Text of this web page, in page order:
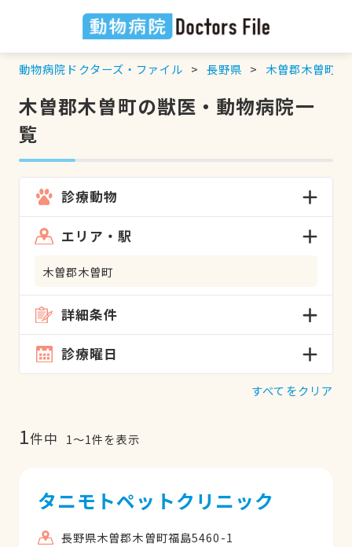
動物病院ドクターズ・ファイル 長野県 木曽郡木曽町
木曽郡木曽町の獣医・動物病院一
覧
診療動物
エリア・駅
木曽郡木曽町
詳細条件
診療曜日
すべてをクリア
1件中 1〜1件を表示
タニモトペットクリニック
長野県木曽郡木曽町福島5460-1